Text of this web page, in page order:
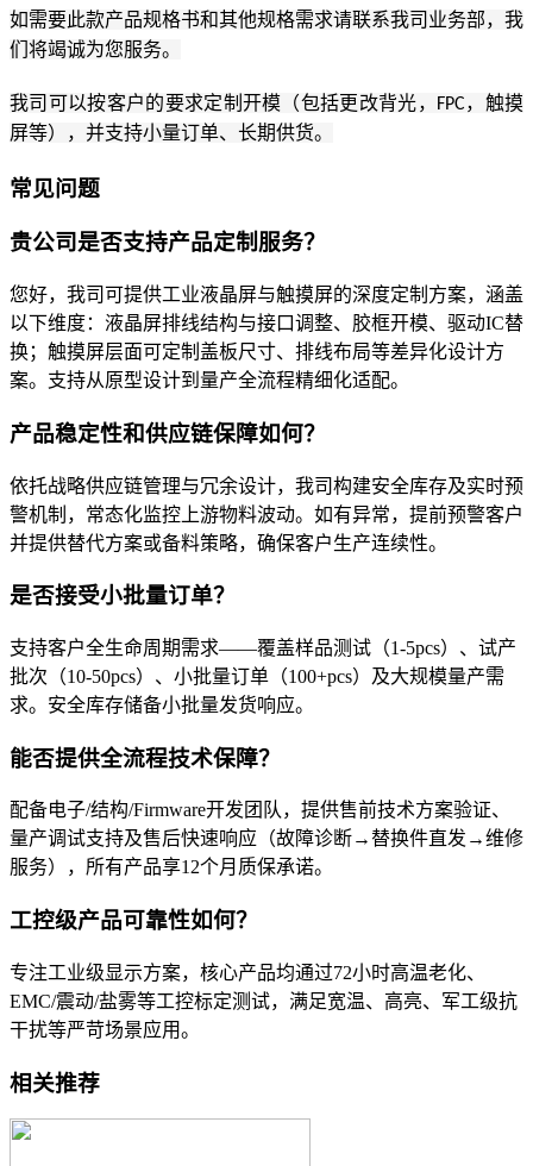
如需要此款产品规格书和其他规格需求请联系我司业务部，我
们将竭诚为您服务。
我司可以按客户的要求定制开模（包括更改背光， FPC，触摸
屏等），并支持小量订单、长期供货。
常见问题
贵公司是否支持产品定制服务？
您好，我司可提供工业液晶屏与触摸屏的深度定制方案，涵盖
以下维度：液晶屏排线结构与接口调整、胶框开模、驱动IC替
换；触摸屏层面可定制盖板尺寸、排线布局等差异化设计方
案。支持从原型设计到量产全流程精细化适配。
产品稳定性和供应链保障如何？
依托战略供应链管理与冗余设计，我司构建安全库存及实时预
警机制，常态化监控上游物料波动。如有异常，提前预警客户
并提供替代方案或备料策略，确保客户生产连续性。
是否接受小批量订单？
支持客户全生命周期需求——覆盖样品测试（1-5pcs）、试产
批次（10-50pcs）、小批量订单（100+pcs）及大规模量产需
求。安全库存储备小批量发货响应。
能否提供全流程技术保障？
配备电子/结构/Firmware开发团队，提供售前技术方案验证、
量产调试支持及售后快速响应（故障诊断→替换件直发→维修
服务），所有产品享12个月质保承诺。
工控级产品可靠性如何？
专注工业级显示方案，核心产品均通过72小时高温老化、
EMC/震动/盐雾等工控标定测试，满足宽温、高亮、军工级抗
干扰等严苛场景应用。
相关推荐